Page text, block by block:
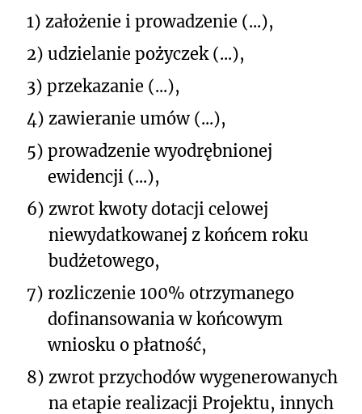
1) założenie i prowadzenie (...),
2) udzielanie pożyczek (...),
3) przekazanie (...),
4) zawieranie umów (...),
5) prowadzenie wyodrębnionej
ewidencji (...),
6) zwrot kwoty dotacji celowej
niewydatkowanej z końcem roku
budżetowego,
7) rozliczenie 100% otrzymanego
dofinansowania w końcowym
wniosku o płatność,
8) zwrot przychodów wygenerowanych
na etapie realizacji Projektu, innych